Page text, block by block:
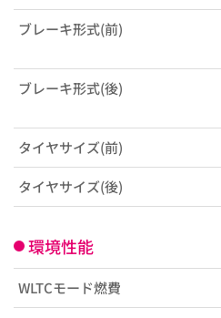
ブレーキ形式(前)
ブレーキ形式(後)
タイヤサイズ(前)
タイヤサイズ(後)
環境性能
WLTCモード燃費